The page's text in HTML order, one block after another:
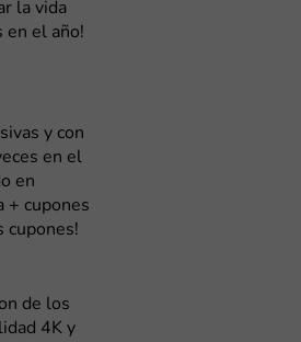
la vida
en el año!
y con
en el
en
+ cupones
cupones!
de los
4K y